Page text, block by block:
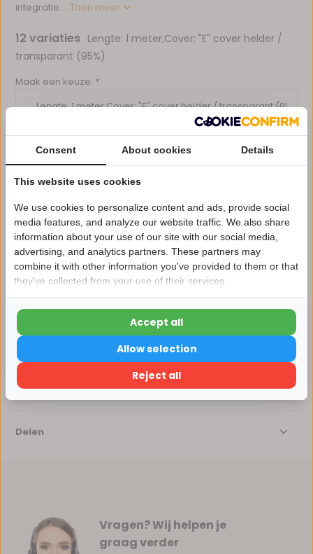
integratie....Toon meer
12 variaties Lengte: 1 meter;Cover: "E" cover helder /
transparant (95%)
Maak een keuze: *
Voor 14:00 uur besteld, dezelfde dag verzonden*
Afhalen in ons magazijn direct mogelijk
Vergelijk
Specificaties
Reviews
Delen
Vragen? Wij helpen je
graag verder
Nu 15% korting
15korting
15% korting
Verder winkelen
Consent About cookies Details
This website uses cookies
We use cookies to personalize content and ads, provide social
media features, and analyze our website traffic. We also share
information about your use of our site with our social media,
advertising, and analytics partners. These partners may
combine it with other information you've provided to them or that
they've collected from your use of their services.
Reject all
Allow selection
Accept all